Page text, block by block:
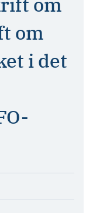
om
i det